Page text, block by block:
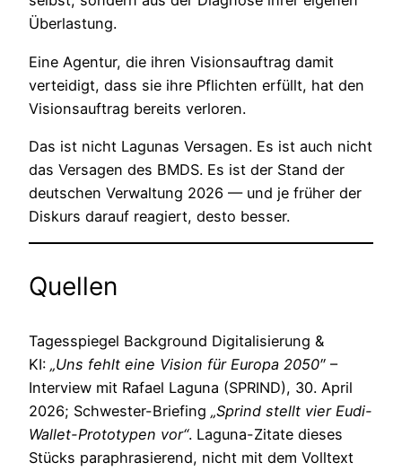
Überlastung.
Eine Agentur, die ihren Visionsauftrag damit
verteidigt, dass sie ihre Pflichten erfüllt, hat den
Visionsauftrag bereits verloren.
Das ist nicht Lagunas Versagen. Es ist auch nicht
das Versagen des BMDS. Es ist der Stand der
deutschen Verwaltung 2026 — und je früher der
Diskurs darauf reagiert, desto besser.
Quellen
Tagesspiegel Background Digitalisierung &
KI: „Uns fehlt eine Vision für Europa 2050″ –
Interview mit Rafael Laguna (SPRIND), 30. April
2026; Schwester-Briefing „Sprind stellt vier Eudi-
Wallet-Prototypen vor“. Laguna-Zitate dieses
Stücks paraphrasierend, nicht mit dem Volltext